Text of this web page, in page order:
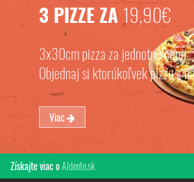
3 PIZZE ZA 19,90€
3x30cm pizza za jednotnú cenu.
Objednaj si ktorúkoľvek pizzu z
Viac
Získajte viac oAldente.sk